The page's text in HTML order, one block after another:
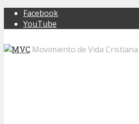
Facebook
YouTube
Movimiento de Vida Cristiana